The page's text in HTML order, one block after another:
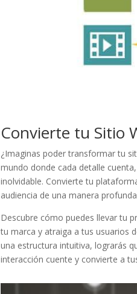
Convierte tu ⁢Sitio
¿Imaginas poder transformar tu
mundo⁤ donde cada detalle
inolvidable. Convierte tu⁢
audiencia⁤ de una ⁤manera
Descubre ⁢cómo ​puedes llevar‍ tu
tu⁤ marca ‌y atraiga a tus usuarios
una ⁢estructura intuitiva, lograrás
interacción⁤ cuente y convierte a